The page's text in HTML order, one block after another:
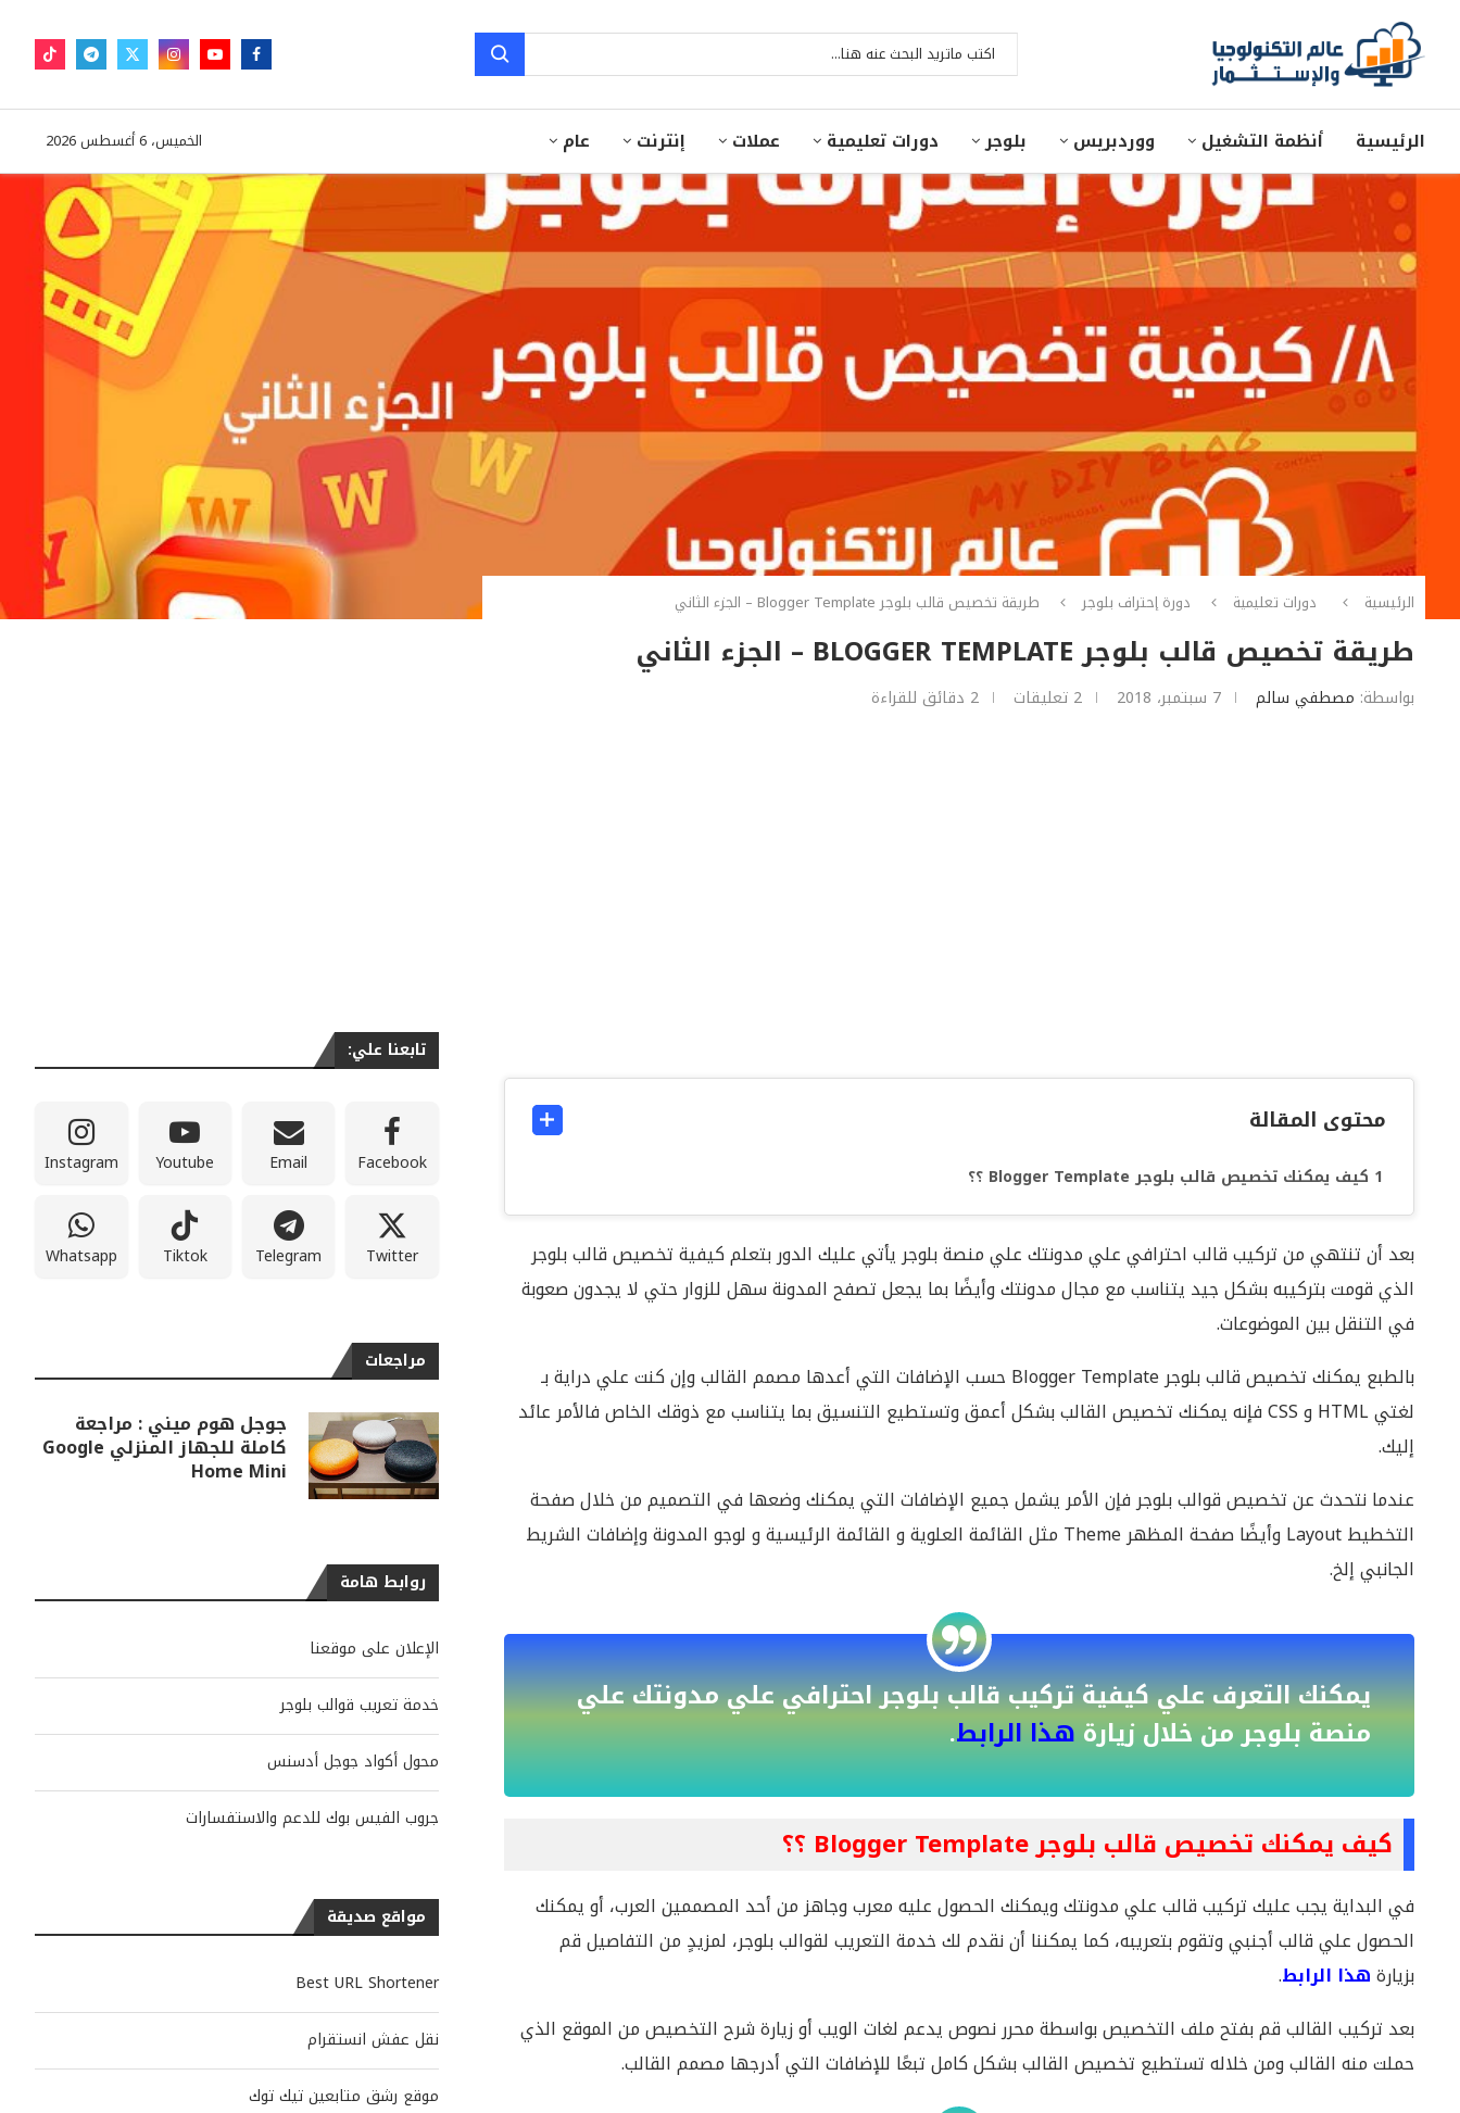
الرئيسية أنظمة التشغيل ووردبريس بلوجر دورات تعليمية عملات إنترنت عام الخميس، 6 أغسطس 2026
الرئيسية دورات تعليمية دورة إحتراف بلوجر طريقة تخصيص قالب بلوجر Blogger Template – الجزء الثاني
طريقة تخصيص قالب بلوجر BLOGGER TEMPLATE – الجزء الثاني
بواسطة: مصطفي سالم 7 سبتمبر، 2018 2 تعليقات 2 دقائق للقراءة
محتوى المقالة
كيف يمكنك تخصيص قالب بلوجر Blogger Template ؟؟
بعد أن تنتهي من تركيب قالب احترافي علي مدونتك علي منصة بلوجر يأتي عليك الدور بتعلم كيفية تخصيص قالب بلوجر
الذي قومت بتركيبه بشكل جيد يتناسب مع مجال مدونتك وأيضًا بما يجعل تصفح المدونة سهل للزوار حتي لا يجدون صعوبة
في التنقل بين الموضوعات.
بالطبع يمكنك تخصيص قالب بلوجر Blogger Template حسب الإضافات التي أعدها مصمم القالب وإن كنت علي دراية بـ
لغتي HTML و CSS فإنه يمكنك تخصيص القالب بشكل أعمق وتستطيع التنسيق بما يتناسب مع ذوقك الخاص فالأمر عائد
إليك.
عندما نتحدث عن تخصيص قوالب بلوجر فإن الأمر يشمل جميع الإضافات التي يمكنك وضعها في التصميم من خلال صفحة
التخطيط Layout وأيضًا صفحة المظهر Theme مثل القائمة العلوية و القائمة الرئيسية و لوجو المدونة وإضافات الشريط
الجانبي إلخ.
يمكنك التعرف علي كيفية تركيب قالب بلوجر احترافي علي مدونتك علي
منصة بلوجر من خلال زيارةهذا الرابط.
كيف يمكنك تخصيص قالب بلوجر Blogger Template ؟؟
في البداية يجب عليك تركيب قالب علي مدونتك ويمكنك الحصول عليه معرب وجاهز من أحد المصممين العرب، أو يمكنك
الحصول علي قالب أجنبي وتقوم بتعريبه، كما يمكننا أن نقدم لك خدمة التعريب لقوالب بلوجر، لمزيدٍ من التفاصيل قم
بزيارةهذا الرابط.
بعد تركيب القالب قم بفتح ملف التخصيص بواسطة محرر نصوص يدعم لغات الويب أو زيارة شرح التخصيص من الموقع الذي
حملت منه القالب ومن خلاله تستطيع تخصيص القالب بشكل كامل تبعًا للإضافات التي أدرجها مصمم القالب.
تابعنا علي:
Facebook
Email
Youtube
Instagram
Twitter
Telegram
Tiktok
Whatsapp
مراجعات
جوجل هوم ميني : مراجعة
كاملة للجهاز المنزلي Google
Home Mini
روابط هامة
الإعلان على موقعنا
خدمة تعريب قوالب بلوجر
محول أكواد جوجل أدسنس
جروب الفيس بوك للدعم والاستفسارات
مواقع صديقة
Best URL Shortener
نقل عفش انستقرام
موقع رشق متابعين تيك توك